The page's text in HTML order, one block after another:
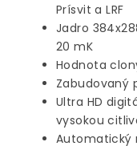
Prísvit a LRF
Jadro
20 mK
Hodnota
Zabudovaný
Ultra HD
vysokou
Automatický